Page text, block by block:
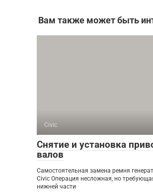
Вам также может быть
Civic
Снятие и установка
валов
Самостоятельная замена ремня
Civic Операция несложная, но
нижней части